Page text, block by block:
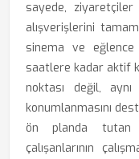
sayede,
alışverişlerini
sinema ve
saatlere kadar aktif
noktası değil,
konumlanmasını
ön planda tutan
çalışanlarının